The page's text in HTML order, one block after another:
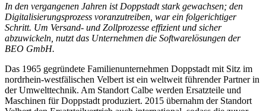
In den vergangenen Jahren ist Doppstadt stark gewachsen; den
Digitalisierungsprozess voranzutreiben, war ein folgerichtiger
Schritt. Um Versand- und Zollprozesse effizient und sicher
abzuwickeln, nutzt das Unternehmen die Softwarelösungen der
BEO GmbH.
Das 1965 gegründete Familienunternehmen Doppstadt mit Sitz im
nordrhein-westfälischen Velbert ist ein weltweit führender Partner in
der Umwelttechnik. Am Standort Calbe werden Ersatzteile und
Maschinen für Doppstadt produziert. 2015 übernahm der Standort